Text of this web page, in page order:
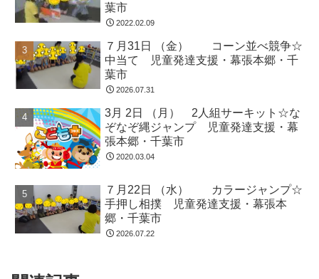
葉市
2022.02.09
７月31日 （金） コーン並べ競争☆
中当て 児童発達支援・幕張本郷・千
葉市
2026.07.31
3月 2日 （月） 2人組サーキット☆な
ぞなぞ縄ジャンプ 児童発達支援・幕
張本郷・千葉市
2020.03.04
７月22日 （水） カラージャンプ☆
手押し相撲 児童発達支援・幕張本
郷・千葉市
2026.07.22